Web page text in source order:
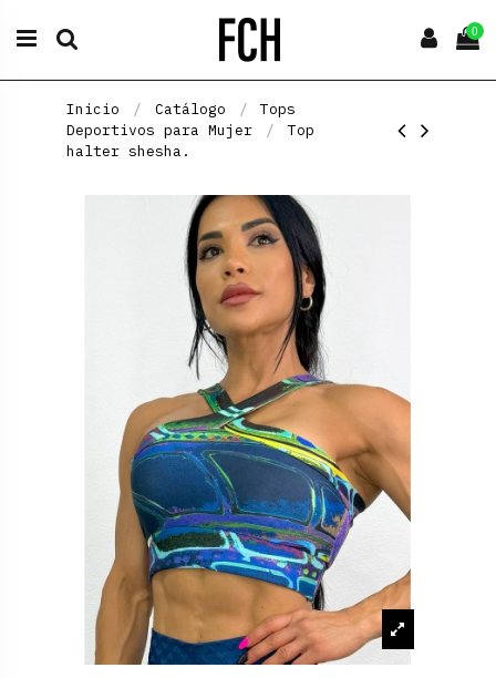
0
Inicio Catálogo
Tops
Deportivos para Mujer
Top
halter shesha.